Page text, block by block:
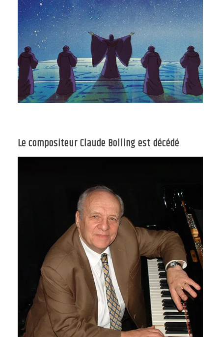
Le compositeur Claude Bolling est décédé